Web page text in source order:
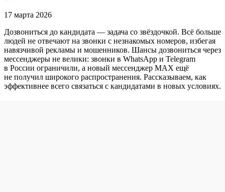
17 марта 2026
Дозвониться до кандидата — задача со звёздочкой. Всё больше
людей не отвечают на звонки с незнакомых номеров, избегая
навязчивой рекламы и мошенников. Шансы дозвониться через
мессенджеры не велики: звонки в WhatsApp и Telegram
в России ограничили, а новый мессенджер MAX ещё
не получил широкого распространения. Рассказываем, как
эффективнее всего связаться с кандидатами в новых условиях.